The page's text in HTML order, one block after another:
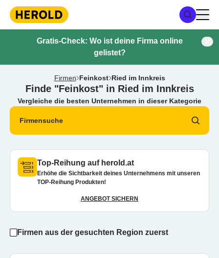
Gratis-Check: Wo ist deine Firma online
gelistet?
Firmen Feinkost Ried im Innkreis
Finde "Feinkost" in Ried im Innkreis
Vergleiche die besten Unternehmen in dieser Kategorie
Firmensuche
Top-Reihung auf herold.at
Erhöhe die Sichtbarkeit deines Unternehmens mit unseren
TOP-Reihung Produkten!
ANGEBOT SICHERN
Firmen aus der gesuchten Region zuerst